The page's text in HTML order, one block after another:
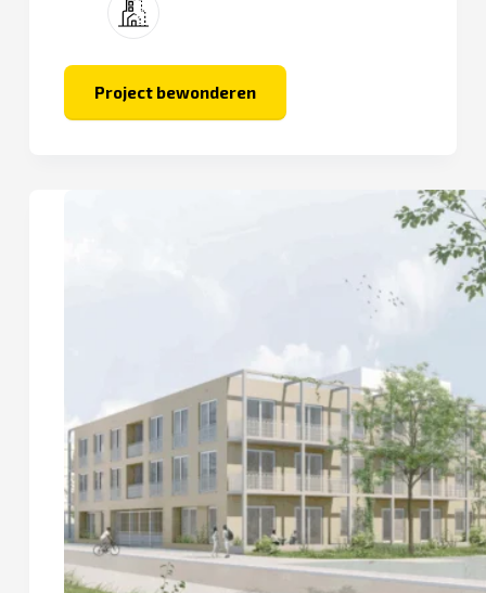
Project bewonderen
De
Keersluis